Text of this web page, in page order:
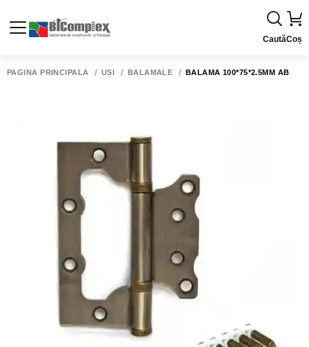
CautăCoș
PAGINA PRINCIPALĂ UȘI BALAMALE BALAMĂ 100*75*2.5MM AB